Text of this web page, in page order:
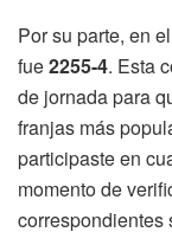
Por su parte, en el
fue2255-4. Esta
de jornada para
franjas más
participaste en
momento de
correspondientes